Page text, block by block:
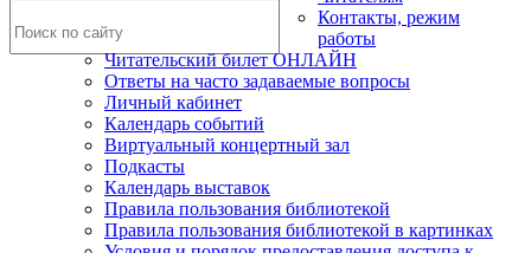
Контакты, режим
работы
Читательский билет ОНЛАЙН
Ответы на часто задаваемые вопросы
Личный кабинет
Календарь событий
Виртуальный концертный зал
Подкасты
Календарь выставок
Правила пользования библиотекой
Правила пользования библиотекой в картинках